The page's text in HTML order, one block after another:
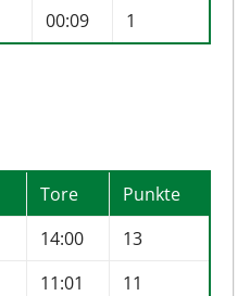
00:09 1
Tore
Punkte
14:00
13
11:01
11